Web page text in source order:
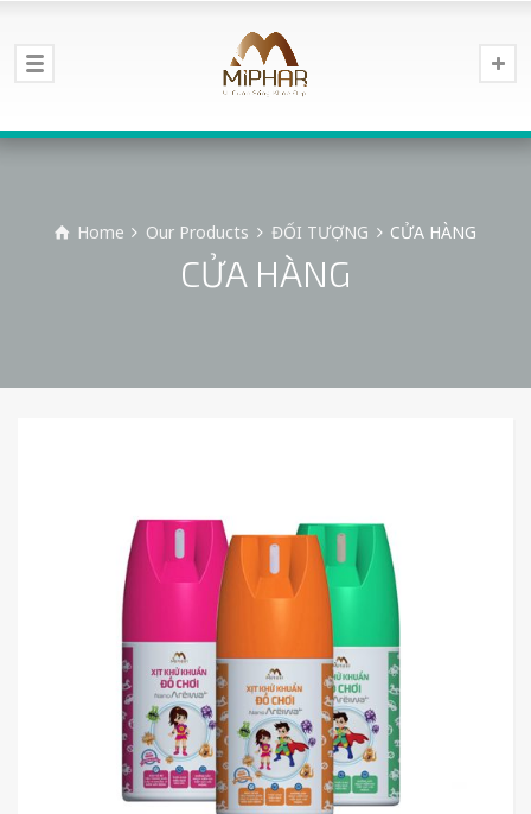
Home Our Products ĐỐI TƯỢNG CỬA HÀNG
CỬA HÀNG